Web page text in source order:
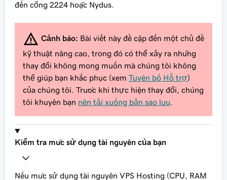
đến cổng 2224 hoặc Nydus.
Cảnh báo: Bài viết này đề cập đến một chủ đề
kỹ thuật nâng cao, trong đó có thể xảy ra những
thay đổi không mong muốn mà chúng tôi không
thể giúp bạn khắc phục (xem Tuyên bố Hỗ trợ)
của chúng tôi. Trước khi thực hiện thay đổi, chúng
tôi khuyên bạn nên tải xuống bản sao lưu
Kiểm tra mức sử dụng tài nguyên của bạn
Nếu mức sử dụng tài nguyên VPS Hosting (CPU, RAM